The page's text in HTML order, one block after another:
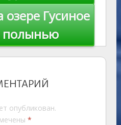
Гусиное
полынью
опубликован.
*